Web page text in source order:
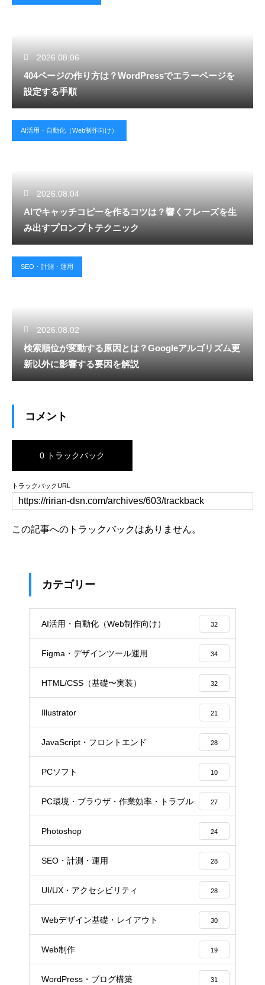
2026.08.06
404ページの作り方は？WordPressでエラーページを
設定する手順
AI活用・自動化（Web制作向け）
2026.08.04
AIでキャッチコピーを作るコツは？響くフレーズを生
み出すプロンプトテクニック
SEO・計測・運用
2026.08.02
検索順位が変動する原因とは？Googleアルゴリズム更
新以外に影響する要因を解説
コメント
0 トラックバック
トラックバックURL
この記事へのトラックバックはありません。
カテゴリー
AI活用・自動化（Web制作向け） 32
Figma・デザインツール運用 34
HTML/CSS（基礎〜実装） 32
Illustrator 21
JavaScript・フロントエンド 28
PCソフト 10
PC環境・ブラウザ・作業効率・トラブル 27
Photoshop 24
SEO・計測・運用 28
UI/UX・アクセシビリティ 28
Webデザイン基礎・レイアウト 30
Web制作 19
WordPress・ブログ構築 31